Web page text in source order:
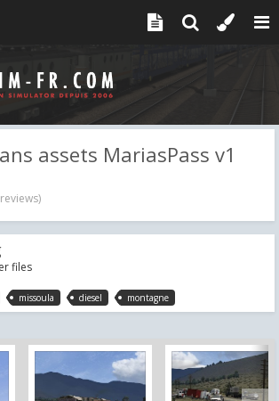
assets MariasPass v1
files
missoula diesel montagne